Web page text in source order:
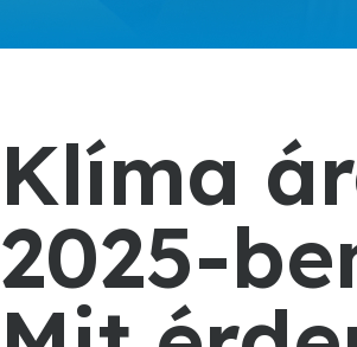
Klíma
2025-